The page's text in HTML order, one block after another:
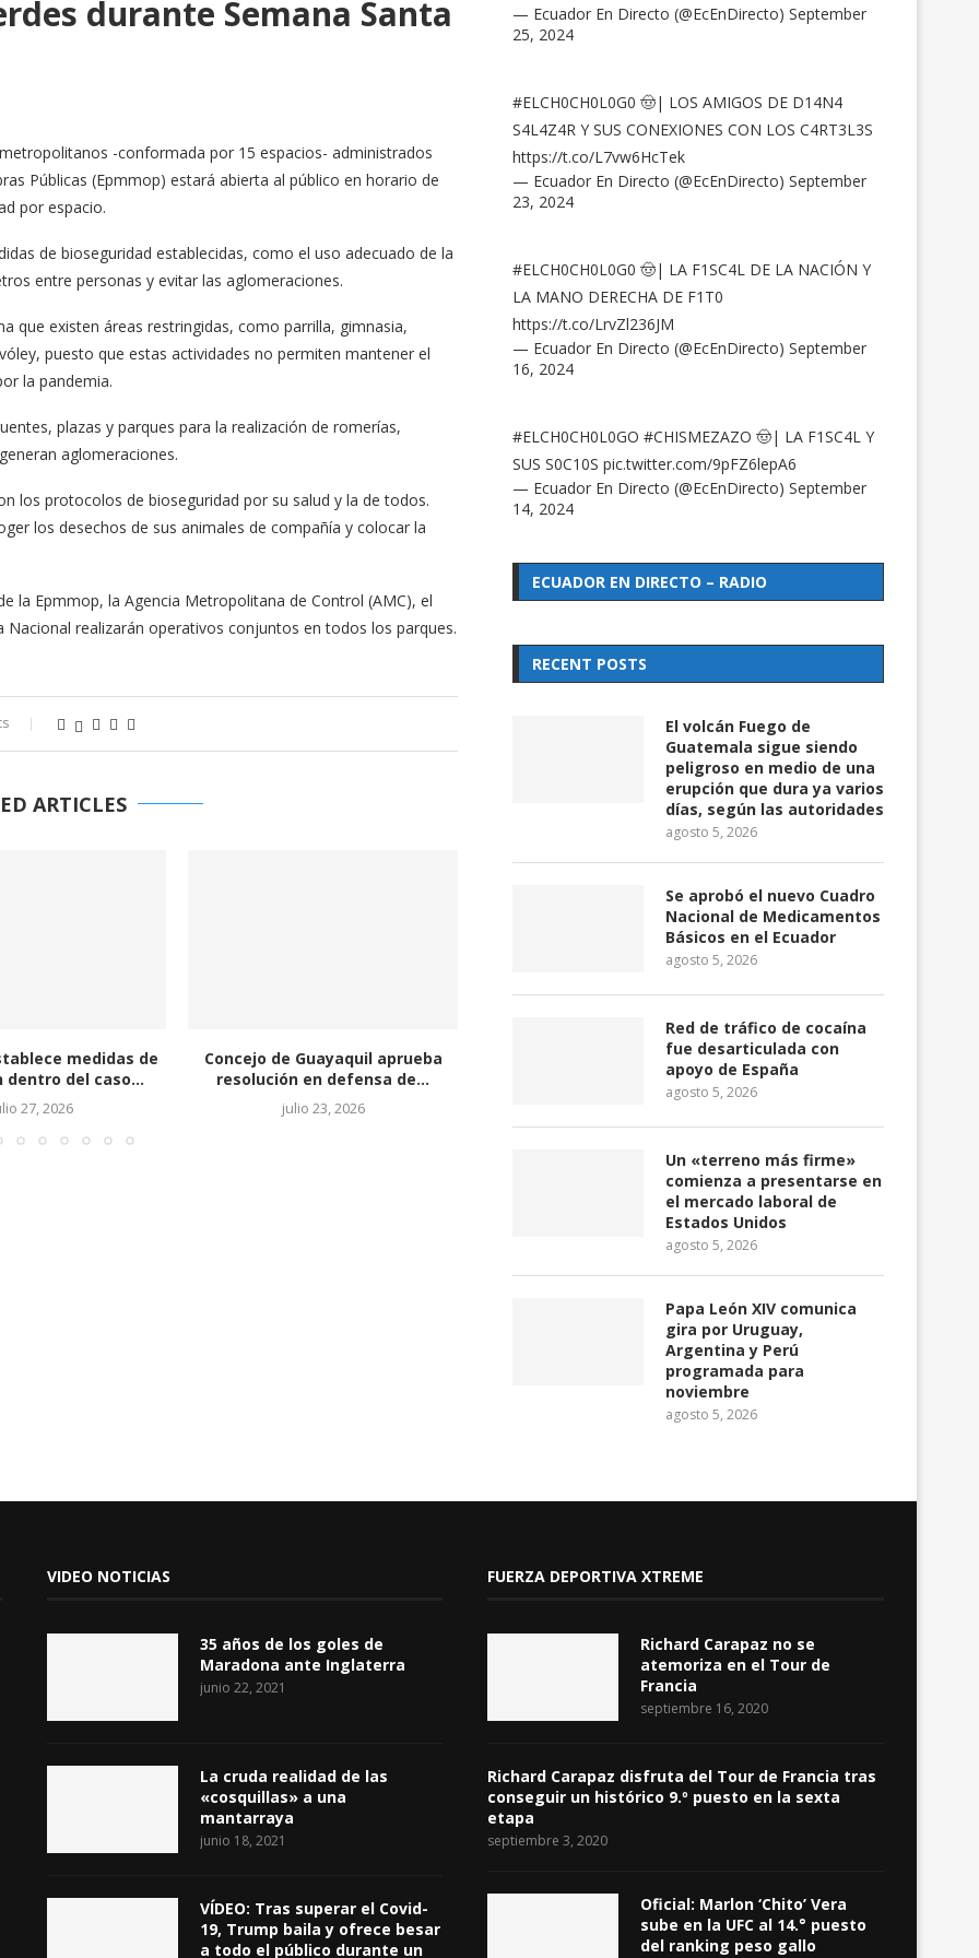
durante Semana Santa
-conformada por 15 espacios- administrados
Públicas (Epmmop) estará abierta al público en horario de
por espacio.
de bioseguridad establecidas, como el uso adecuado de la
entre personas y evitar las aglomeraciones.
que existen áreas restringidas, como parrilla, gimnasia,
puesto que estas actividades no permiten mantener el
la pandemia.
plazas y parques para la realización de romerías,
aglomeraciones.
los protocolos de bioseguridad por su salud y la de todos.
los desechos de sus animales de compañía y colocar la
la Epmmop, la Agencia Metropolitana de Control (AMC), el
realizarán operativos conjuntos en todos los parques.
ARTICLES
de Guayaquil aprueba
en defensa de...
julio 23, 2026
Juegos mecánicos en el norte de
Guayaquil fueron...
Paso elevado de la av. Del
Bombero mejora...
— Ecuador En Directo (@EcEnDirecto) September
25, 2024
#ELCH0CH0L0G0 🤠| LOS AMIGOS DE D14N4
S4L4Z4R Y SUS CONEXIONES CON LOS C4RT3L3S
https://t.co/L7vw6HcTek
— Ecuador En Directo (@EcEnDirecto) September
23, 2024
#ELCH0CH0L0G0 🤠| LA F1SC4L DE LA NACIÓN Y
LA MANO DERECHA DE F1T0
https://t.co/LrvZl236JM
— Ecuador En Directo (@EcEnDirecto) September
16, 2024
#ELCH0CH0L0GO #CHISMEZAZO 🤠| LA F1SC4L Y
SUS S0C10S pic.twitter.com/9pFZ6lepA6
— Ecuador En Directo (@EcEnDirecto) September
14, 2024
ECUADOR EN DIRECTO – RADIO
RECENT POSTS
El volcán Fuego de
Guatemala sigue siendo
peligroso en medio de una
erupción que dura ya varios
días, según las autoridades
agosto 5, 2026
Se aprobó el nuevo Cuadro
Nacional de Medicamentos
Básicos en el Ecuador
agosto 5, 2026
Red de tráfico de cocaína
fue desarticulada con
apoyo de España
agosto 5, 2026
Un «terreno más firme»
comienza a presentarse en
el mercado laboral de
Estados Unidos
agosto 5, 2026
Papa León XIV comunica
gira por Uruguay,
Argentina y Perú
programada para
noviembre
agosto 5, 2026
VIDEO NOTICIAS
35 años de los goles de
Maradona ante Inglaterra
junio 22, 2021
La cruda realidad de las
«cosquillas» a una
mantarraya
junio 18, 2021
VÍDEO: Tras superar el Covid-
19, Trump baila y ofrece besar
a todo el público durante un
FUERZA DEPORTIVA XTREME
Richard Carapaz no se
atemoriza en el Tour de
Francia
septiembre 16, 2020
Richard Carapaz disfruta del Tour de Francia tras
conseguir un histórico 9.º puesto en la sexta
etapa
septiembre 3, 2020
Oficial: Marlon ‘Chito’ Vera
sube en la UFC al 14.° puesto
del ranking peso gallo